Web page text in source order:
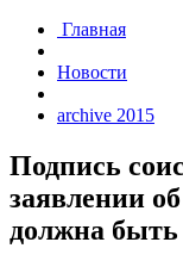
Главная
Новости
archive 2015
Подпись
заявлении
должна быть